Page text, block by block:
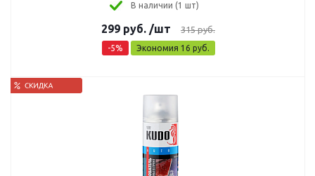
В наличии (1 шт)
299 руб. /шт 315руб.
-5% Экономия 16 руб.